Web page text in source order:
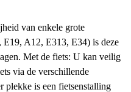
van enkele grote
A12, E313, E34) is deze
Met de fiets: U kan veilig
via de verschillende
plekke is een fietsenstalling